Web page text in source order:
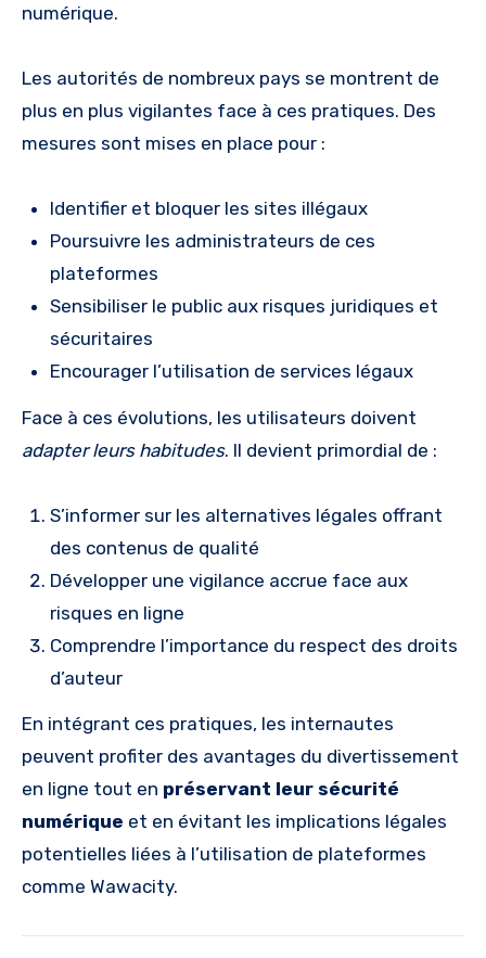
numérique.
Les autorités de nombreux pays se montrent de
plus en plus vigilantes face à ces pratiques. Des
mesures sont mises en place pour :
Identifier et bloquer les sites illégaux
Poursuivre les administrateurs de ces
plateformes
Sensibiliser le public aux risques juridiques et
sécuritaires
Encourager l’utilisation de services légaux
Face à ces évolutions, les utilisateurs doivent
adapter leurs habitudes. Il devient primordial de :
S’informer sur les alternatives légales offrant
des contenus de qualité
Développer une vigilance accrue face aux
risques en ligne
Comprendre l’importance du respect des droits
d’auteur
En intégrant ces pratiques, les internautes
peuvent profiter des avantages du divertissement
en ligne tout en préservant leur sécurité
numérique et en évitant les implications légales
potentielles liées à l’utilisation de plateformes
comme Wawacity.